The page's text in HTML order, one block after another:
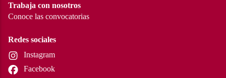
Trabaja con nosotros
Conoce las convocatorias
Redes sociales
Instagram
Facebook